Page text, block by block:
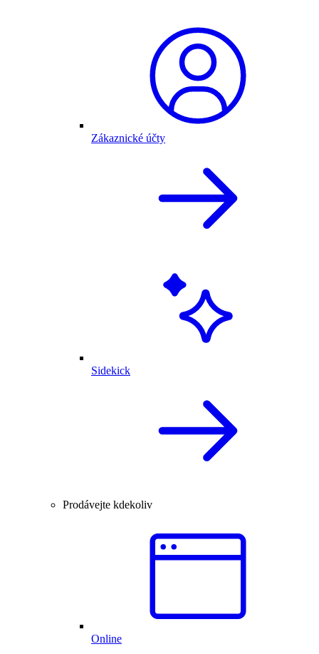
Zákaznické účty
Sidekick
Prodávejte kdekoliv
Online